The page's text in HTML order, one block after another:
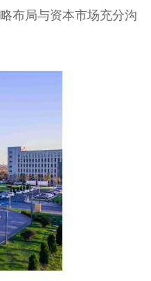
布局与资本市场充分沟